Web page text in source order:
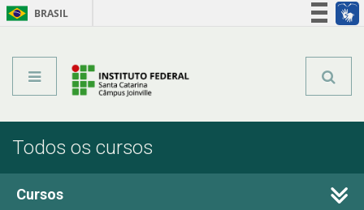
BRASIL
Todos os cursos
Cursos